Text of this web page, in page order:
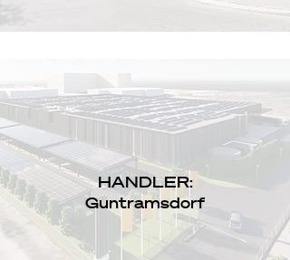
HANDLER:
Guntramsdorf